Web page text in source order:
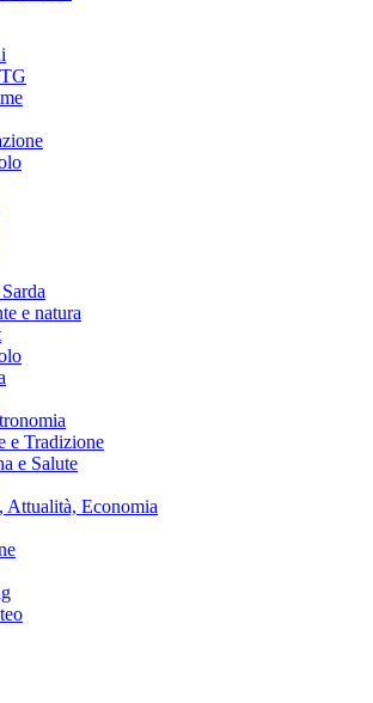
e natura
e Tradizione
e Salute
Attualità, Economia